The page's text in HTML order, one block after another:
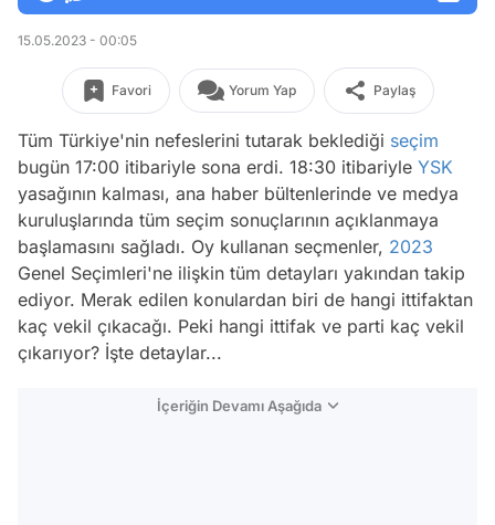
15.05.2023 - 00:05
Favori Yorum Yap Paylaş
Tüm Türkiye'nin nefeslerini tutarak beklediği seçim
bugün 17:00 itibariyle sona erdi. 18:30 itibariyle YSK
yasağının kalması, ana haber bültenlerinde ve medya
kuruluşlarında tüm seçim sonuçlarının açıklanmaya
başlamasını sağladı. Oy kullanan seçmenler, 2023
Genel Seçimleri'ne ilişkin tüm detayları yakından takip
ediyor. Merak edilen konulardan biri de hangi ittifaktan
kaç vekil çıkacağı. Peki hangi ittifak ve parti kaç vekil
çıkarıyor? İşte detaylar...
İçeriğin Devamı Aşağıda